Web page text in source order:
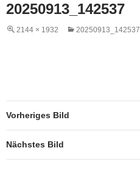
20250913_142537
2144 × 1932 20250913_142537
Vorheriges Bild
Nächstes Bild